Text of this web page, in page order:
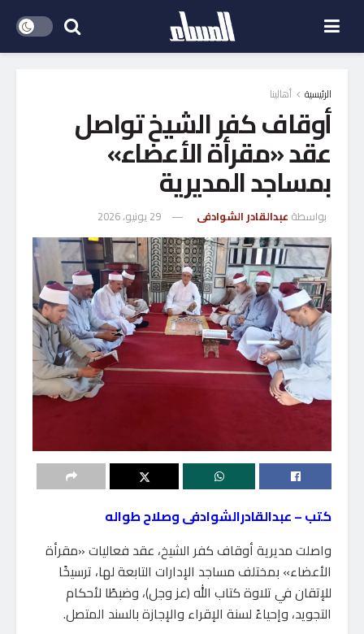
الرئيسية أهالينا
أوقاف كفر الشيخ تواصل
عقد «مقرأة الأعضاء»
بمساجد المديرية
بواسطة عبدالقادر الشوادفى 29 يونيو، 2026
كتب – عبدالقادرالشوادفى وصلاح طواله
واصلت مديرية أوقاف كفر الشيخ، عقد فعاليات «مقرأة
الأعضاء» بمختلف مساجد الإدارات التابعة لها، ترسيخًا
للإتقان في تلاوة كتاب الله (عز وجل)، وضبطًا لأحكام
التجويد، وإحياءً لسنة الإقراء والإجازة بالسند المتصل.